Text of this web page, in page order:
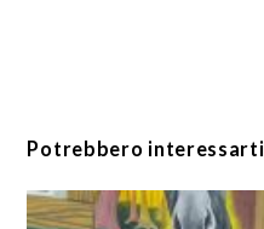
Potrebbero interessarti